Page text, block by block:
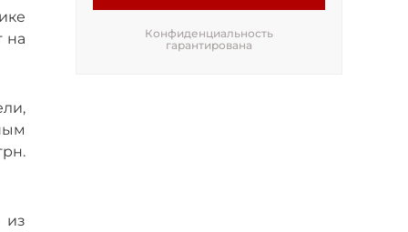
на
из
Конфиденциальность
гарантирована